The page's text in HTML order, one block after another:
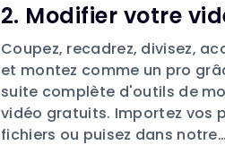
2. Modifier votre
Coupez, recadrez, divisez,
et montez comme un pro
suite complète d'outils de
vidéo gratuits. Importez vos
fichiers ou puisez dans notre